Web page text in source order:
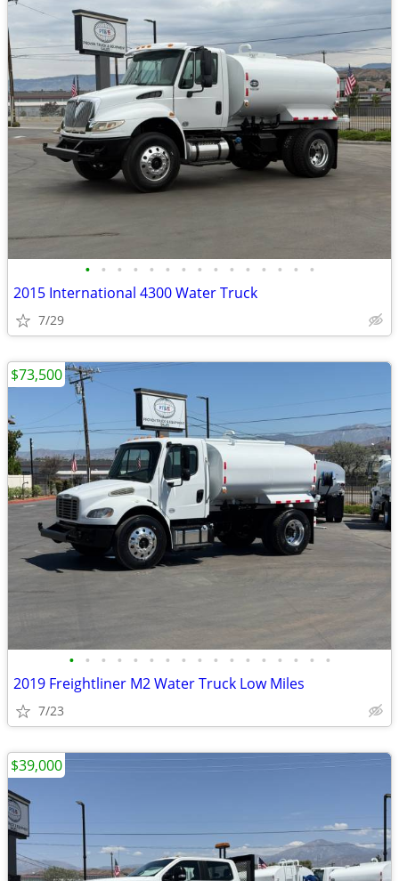
• • • • • • • • • • • • • • •
2015 International 4300 Water Truck
7/29
• • • • • • • • • • • • • • • • •
2019 Freightliner M2 Water Truck Low Miles
7/23
$73,500
$39,000